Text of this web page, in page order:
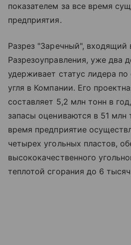
показателем за все время
предприятия.
Разрез "Заречный", входящий
Разрезоуправления, уже два
удерживает статус лидера
угля в Компании. Его
составляет 5,2 млн тонн в
запасы оцениваются в 51 млн
время предприятие
четырех угольных пластов,
высококачественного
теплотой сгорания до 6